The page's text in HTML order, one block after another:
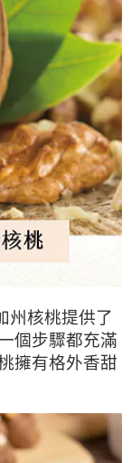
採取法律行動。
州核桃提供了
個步驟都充滿
擁有格外香甜